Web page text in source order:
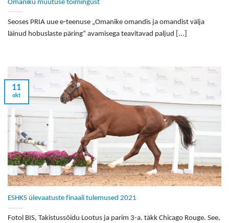
Omaniku muutuse toimingust
Seoses PRIA uue e-teenuse „Omanike omandis ja omandist välja
läinud hobuslaste päring“ avamisega teavitavad paljud [...]
ESHKS ülevaatuste finaali tulemused 2021
Fotol BIS, Takistussõidu Lootus ja parim 3-a. täkk Chicago Rouge. See,
11
okt